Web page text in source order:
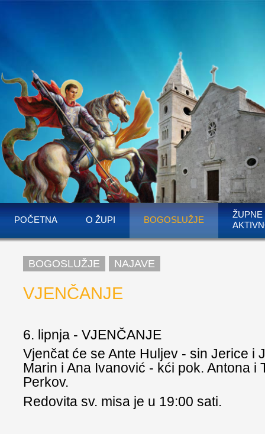
POČETNA O ŽUPI BOGOSLUŽJE
ŽUPNE
BOGOSLUŽJE NAJAVE
VJENČANJE
6. lipnja - VJENČANJE
Vjenčat će se Ante Huljev - sin Jerice i
Marin i Ana Ivanović - kći pok. Antona i
Perkov.
Redovita sv. misa je u 19:00 sati.